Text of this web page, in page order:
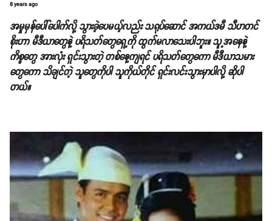
8 years ago
အမှုမှန်ပေါ်ပေါက်လို့ သွားခဲ့ပေမယ့်လည်း သရုပ်ဆောင် အကယ်ဒမီ သီဟတင်
စိုးဟာ မီဒီယာတွေနဲ့ ပရိသတ်တွေရှေ့ကို ထွက်မလာသေးပါဘူး။ သူ့အနေနဲ့
ကိစ္စတွေ အားလုံး ရှင်းသွားတဲ့ တစ်နေ့ကျရင် ပရိသတ်တွေကော မီဒီယာသမား
တွေကော သိချင်တဲ့ သူတွေကိုပါ သူကိုယ်တိုင် ရှင်းလင်းသွားမှာပါလို့ ဆိုပါ
တယ်။